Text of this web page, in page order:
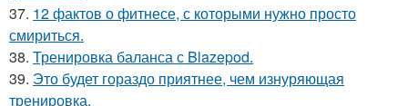
37. 12 фактов о фитнесе, с которыми нужно просто
смириться.
38. Тренировка баланса с Blazepod.
39. Это будет гораздо приятнее, чем изнуряющая
тренировка.